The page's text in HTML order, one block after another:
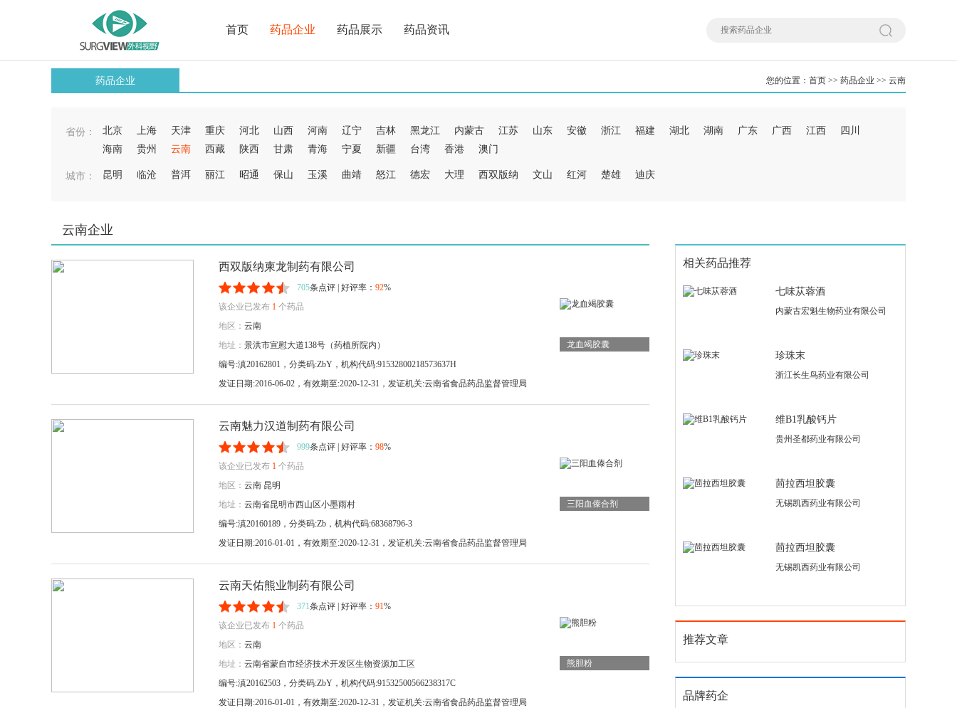
首页 药品企业 药品展示 药品资讯
药品企业 您的位置： 首页 >> 药品企业 >> 云南
省份： 北京 上海 天津 重庆 河北 山西 河南 辽宁 吉林 黑龙江 内蒙古 江苏 山东 安徽 浙江 福建 湖北 湖南 广东 广西 江西
四川
海南
贵州 云南 西藏 陕西 甘肃 青海 宁夏 新疆 台湾 香港 澳门
城市： 昆明 临沧 普洱 丽江 昭通 保山 玉溪 曲靖 怒江 德宏 大理 西双版纳 文山 红河 楚雄 迪庆
云南企业
西双版纳柬龙制药有限公司
705条点评 | 好评率：92%
该企业已发布 1 个药品
地区：云南
地址：景洪市宣慰大道138号（药植所院内）
编号:滇20162801，分类码:ZbY，机构代码:91532800218573637H
发证日期:2016-06-02，有效期至:2020-12-31，发证机关:云南省食品药品监督管理局
龙血竭胶囊
云南魅力汉道制药有限公司
999条点评 | 好评率：98%
该企业已发布 1 个药品
地区：云南 昆明
地址：云南省昆明市西山区小墨雨村
编号:滇20160189，分类码:Zb，机构代码:68368796-3
发证日期:2016-01-01，有效期至:2020-12-31，发证机关:云南省食品药品监督管理局
三阳血傣合剂
云南天佑熊业制药有限公司
371条点评 | 好评率：91%
该企业已发布 1 个药品
地区：云南
地址：云南省蒙自市经济技术开发区生物资源加工区
编号:滇20162503，分类码:ZbY，机构代码:91532500566238317C
发证日期:2016-01-01，有效期至:2020-12-31，发证机关:云南省食品药品监督管理局
熊胆粉
相关药品推荐
七味苁蓉酒
内蒙古宏魁生物药业有限公司
珍珠末
浙江长生鸟药业有限公司
维B1乳酸钙片
贵州圣都药业有限公司
茴拉西坦胶囊
无锡凯西药业有限公司
茴拉西坦胶囊
无锡凯西药业有限公司
推荐文章
品牌药企